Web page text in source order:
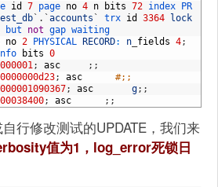
id 7 page no 4 n bits 72 index
PR
` . ` accounts ` trx id 3364
lock
but not gap waiting
no 2 PHYSICAL RECORD: n fields 4;
bits 0
; asc ; ;
; asc
#;;
; asc g; ;
; asc ; ;
行修改测试的UPDATE，我们来
值为1，log_error死锁日